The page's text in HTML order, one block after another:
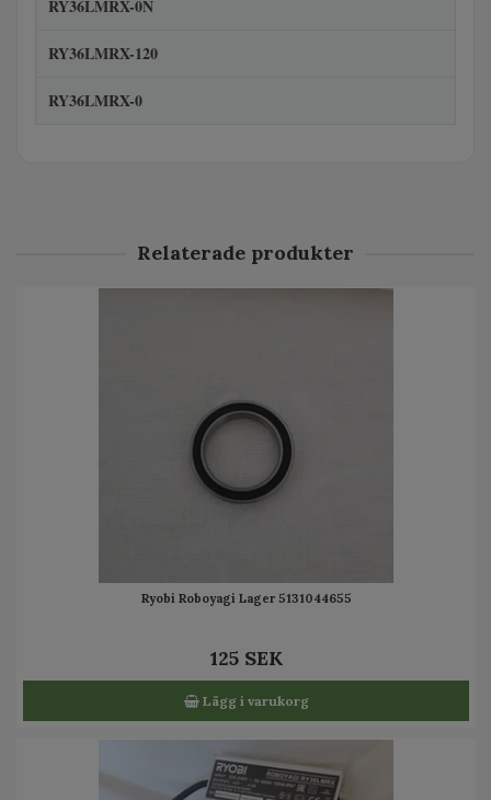
RY36LMRX-0N
RY36LMRX-120
RY36LMRX-0
Relaterade produkter
Ryobi Roboyagi Lager 5131044655
125 SEK
Lägg i varukorg